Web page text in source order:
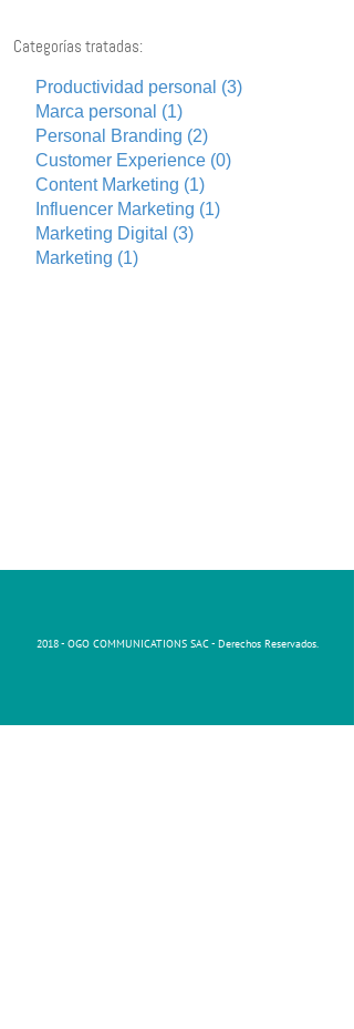
Categorías tratadas:
Productividad personal (3)
Marca personal (1)
Personal Branding (2)
Customer Experience (0)
Content Marketing (1)
Influencer Marketing (1)
Marketing Digital (3)
Marketing (1)
2018 - OGO COMMUNICATIONS SAC - Derechos Reservados.